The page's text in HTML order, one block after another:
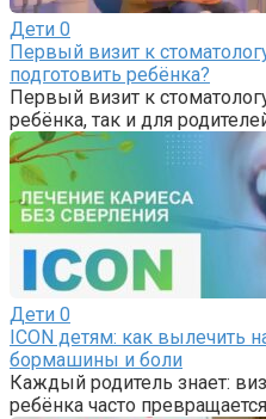
Дети 0
Первый визит к
подготовить ребёнка?
Первый визит к
ребёнка, так и для
Дети 0
ICON детям: как вылечить
бормашины и боли
Каждый родитель знает:
ребёнка часто